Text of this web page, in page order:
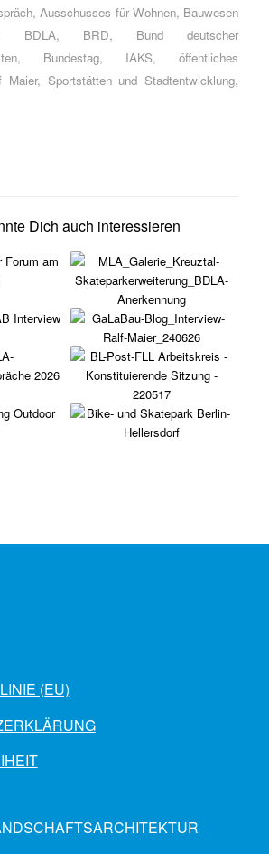
,Ausschusses für Wohnen, Bauwesen
BDLA, BRD, Bund deutscher
, Bundestag, IAKS,öffentliches
Maier, Sportstätten und Stadtentwicklung,
Dich auch interessieren
(EU)